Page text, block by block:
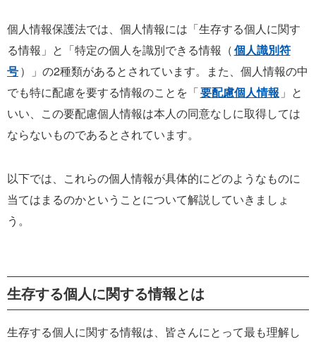
個人情報保護法では、個人情報には「生存する個人に関す
る情報」と「特定の個人を識別できる情報（個人識別符
号）」の2種類があるとされています。また、個人情報の中
でも特に配慮を要する情報のことを「要配慮個人情報 」と
いい、この要配慮個人情報は本人の同意なしに取得しては
ならないものであるとされています。
以下では、これらの個人情報が具体的にどのようなものに
当てはまるのかということについて解説していきましょ
う。
生存する個人に関する情報とは
生存する個人に関する情報は、皆さんにとって最も理解し